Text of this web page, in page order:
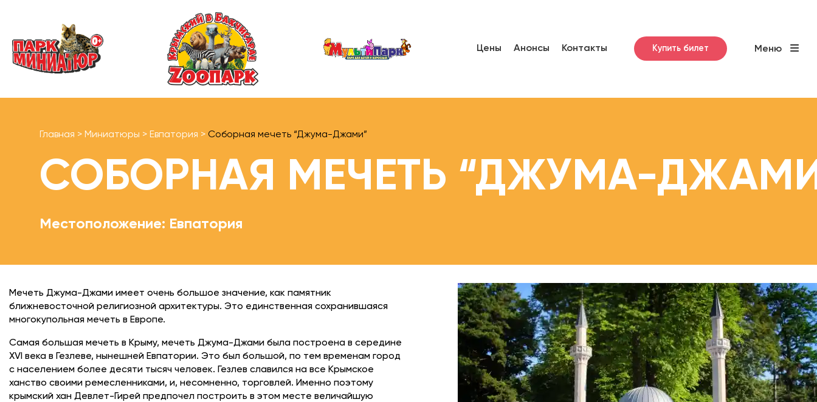
Цены Анонсы Контакты Купить билет Меню
Главная > Миниатюры > Евпатория > Соборная мечеть “Джума-Джами”
СОБОРНАЯ МЕЧЕТЬ “ДЖУМА-
Местоположение: Евпатория
Мечеть Джума-Джами имеет очень большое значение, как памятник
ближневосточной религиозной архитектуры. Это единственная сохранившаяся
многокупольная мечеть в Европе.
Самая большая мечеть в Крыму, мечеть Джума-Джами была построена в середине
XVI века в Гезлеве, нынешней Евпатории. Это был большой, по тем временам город
с населением более десяти тысяч человек. Гезлев славился на все Крымское
ханство своими ремесленниками, и, несомненно, торговлей. Именно поэтому
крымский хан Девлет-Гирей предпочел построить в этом месте величайшую